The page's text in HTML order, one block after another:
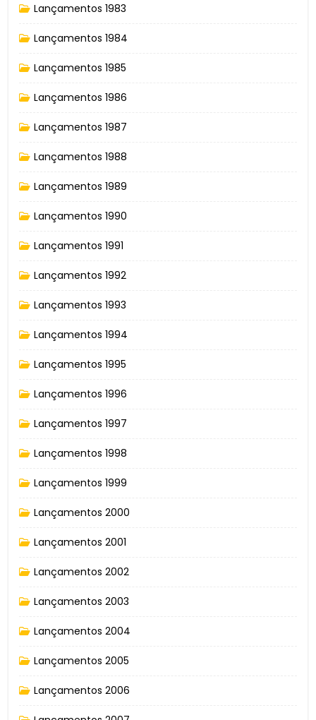
Lançamentos 1983
Lançamentos 1984
Lançamentos 1985
Lançamentos 1986
Lançamentos 1987
Lançamentos 1988
Lançamentos 1989
Lançamentos 1990
Lançamentos 1991
Lançamentos 1992
Lançamentos 1993
Lançamentos 1994
Lançamentos 1995
Lançamentos 1996
Lançamentos 1997
Lançamentos 1998
Lançamentos 1999
Lançamentos 2000
Lançamentos 2001
Lançamentos 2002
Lançamentos 2003
Lançamentos 2004
Lançamentos 2005
Lançamentos 2006